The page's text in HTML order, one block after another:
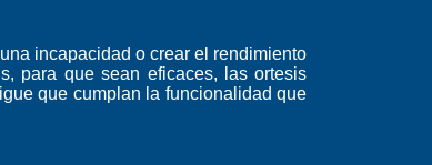
incapacidad o crear el rendimiento
para que sean eficaces, las ortesis
que cumplan la funcionalidad que